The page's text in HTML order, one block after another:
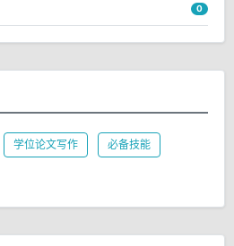
0
学位论文写作 必备技能